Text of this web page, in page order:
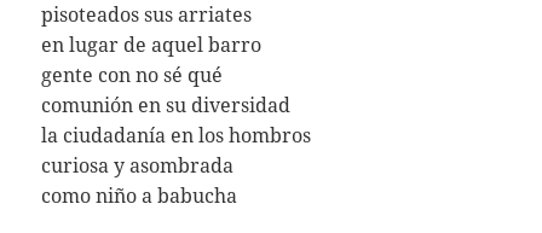
pisoteados sus arriates
en lugar de aquel barro
gente con no sé qué
comunión en su diversidad
la ciudadanía en los hombros
curiosa y asombrada
como niño a babucha